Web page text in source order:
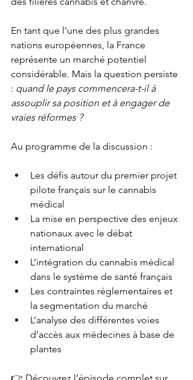
En tant que l’une des plus grandes
nations européennes, la France
représente un marché potentiel
considérable. Mais la question persiste
: quand le pays commencera-t-il à
assouplir sa position et à engager de
vraies réformes ?
Au programme de la discussion :
Les défis autour du premier projet
pilote français sur le cannabis
médical
La mise en perspective des enjeux
nationaux avec le débat
international
L’intégration du cannabis médical
dans le système de santé français
Les contraintes réglementaires et
la segmentation du marché
L’analyse des différentes voies
d’accès aux médecines à base de
plantes